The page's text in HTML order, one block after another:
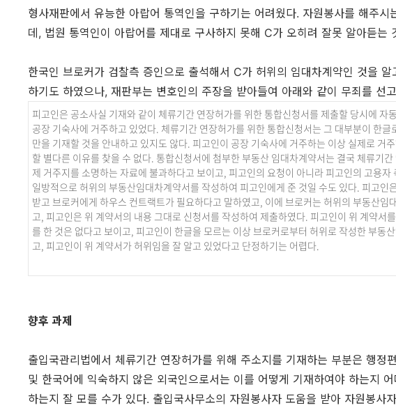
형사재판에서 유능한 아랍어 통역인을 구하기는 어려웠다. 자원봉사를 해주시
데, 법원 통역인이 아랍어를 제대로 구사하지 못해 C가 오히려 잘못 알아듣는
한국인 브로커가 검찰측 증인으로 출석해서 C가 허위의 임대차계약인 것을 알
하기도 하였으나, 재판부는 변호인의 주장을 받아들여 아래와 같이 무죄를 선
피고인은 공소사실 기재와 같이 체류기간 연장허가를 위한 통합신청서를 제출할 당시에 자
공장 기숙사에 거주하고 있었다. 체류기간 연장허가를 위한 통합신청서는 그 대부분이 한글
만을 기재할 것을 안내하고 있지도 않다. 피고인이 공장 기숙사에 거주하는 이상 실제로 거
할 별다른 이유를 찾을 수 없다. 통합신청서에 첨부한 부동산 임대차계약서는 결국 체류기
제 거주지를 소명하는 자료에 불과하다고 보이고, 피고인의 요청이 아니라 피고인의 고용자
일방적으로 허위의 부동산임대차계약서를 작성하여 피고인에게 준 것일 수도 있다. 피고인
받고 브로커에게 하우스 컨트랙트가 필요하다고 말하였고, 이에 브로커는 허위의 부동산임
고, 피고인은 위 계약서의 내용 그대로 신청서를 작성하여 제출하였다. 피고인이 위 계약서
를 한 것은 없다고 보이고, 피고인이 한글을 모르는 이상 브로커로부터 허위로 작성한 부동
고, 피고인이 위 계약서가 허위임을 잘 알고 있었다고 단정하기는 어렵다.
향후 과제
출입국관리법에서 체류기간 연장허가를 위해 주소지를 기재하는 부분은 행정
및 한국어에 익숙하지 않은 외국인으로서는 이를 어떻게 기재하여야 하는지
하는지 잘 모를 수가 있다. 출입국사무소의 자원봉사자 도움을 받아 자원봉사